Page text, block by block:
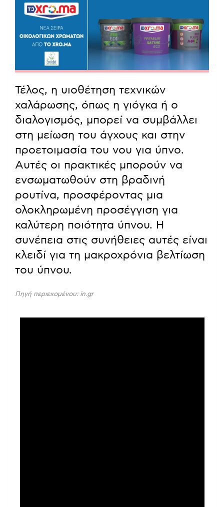
Τέλος, η υιοθέτηση τεχνικών
χαλάρωσης, όπως η γιόγκα ή ο
διαλογισμός, μπορεί να συμβάλλει
στη μείωση του άγχους και στην
προετοιμασία του νου για ύπνο.
Αυτές οι πρακτικές μπορούν να
ενσωματωθούν στη βραδινή
ρουτίνα, προσφέροντας μια
ολοκληρωμένη προσέγγιση για
καλύτερη ποιότητα ύπνου. Η
συνέπεια στις συνήθειες αυτές είναι
κλειδί για τη μακροχρόνια βελτίωση
του ύπνου.
Πηγή περιεχομένου: in.gr